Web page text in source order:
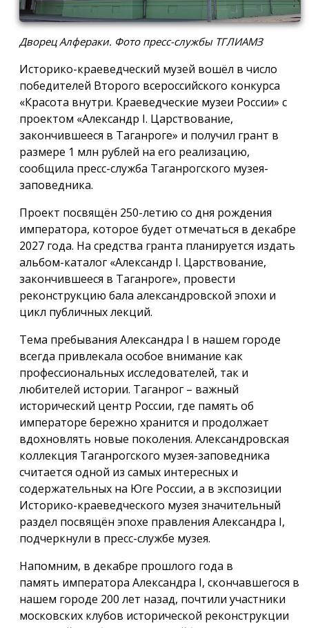
Дворец Алфераки. Фото пресс-службы ТГЛИАМЗ
Историко-краеведческий музей вошёл в число
победителей Второго всероссийского конкурса
«Красота внутри. Краеведческие музеи России» с
проектом «Александр I. Царствование,
закончившееся в Таганроге» и получил грант в
размере 1 млн рублей на его реализацию,
сообщила пресс-служба Таганрогского музея-
заповедника.
Проект посвящён 250-летию со дня рождения
императора, которое будет отмечаться в декабре
2027 года. На средства гранта планируется издать
альбом-каталог «Александр I. Царствование,
закончившееся в Таганроге», провести
реконструкцию бала александровской эпохи и
цикл публичных лекций.
Тема пребывания Александра I в нашем городе
всегда привлекала особое внимание как
профессиональных исследователей, так и
любителей истории. Таганрог – важный
исторический центр России, где память об
императоре бережно хранится и продолжает
вдохновлять новые поколения. Александровская
коллекция Таганрогского музея-заповедника
считается одной из самых интересных и
содержательных на Юге России, а в экспозиции
Историко-краеведческого музея значительный
раздел посвящён эпохе правления Александра I,
подчеркнули в пресс-службе музея.
Напомним, в декабре прошлого года в
память императора Александра I, скончавшегося в
нашем городе 200 лет назад, почтили участники
московских клубов исторической реконструкции